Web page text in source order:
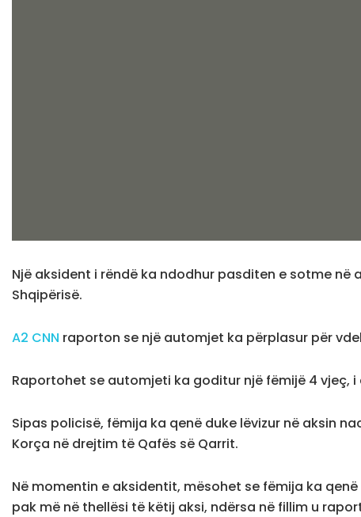
Një aksident i rëndë ka ndodhur pasditen e sotme
Shqipërisë.
A2 CNN raporton se një automjet ka përplasur për
Raportohet se automjeti ka goditur një fëmijë 4 vjeç,
Sipas policisë, fëmija ka qenë duke lëvizur në aksin
Korça në drejtim të Qafës së Qarrit.
Në momentin e aksidentit, mësohet se fëmija ka
pak më në thellësi të këtij aksi, ndërsa në fillim u